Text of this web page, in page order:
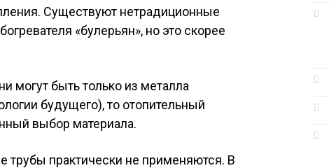
Существуют нетрадиционные
«булерьян», но это скорее
могут быть только из металла
будущего), то отопительный
выбор материала.
трубы практически не применяются. В